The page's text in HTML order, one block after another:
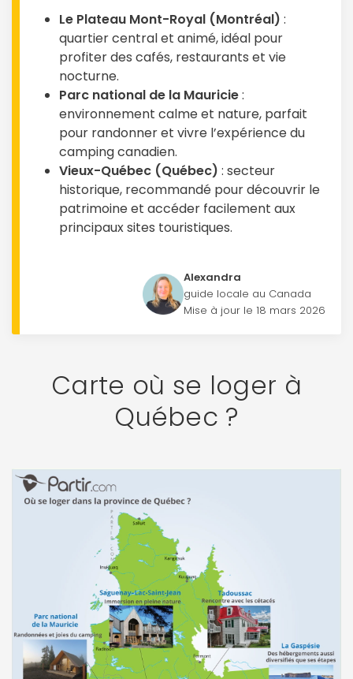
Le Plateau Mont-Royal (Montréal) :
quartier central et animé, idéal pour
profiter des cafés, restaurants et vie
nocturne.
Parc national de la Mauricie:
environnement calme et nature, parfait
pour randonner et vivre l’expérience du
camping canadien.
Vieux-Québec (Québec) : secteur
historique, recommandé pour découvrir le
patrimoine et accéder facilement aux
principaux sites touristiques.
Alexandra
guide locale au Canada
Mise à jour le 18 mars 2026
Carte où se loger à
Québec ?